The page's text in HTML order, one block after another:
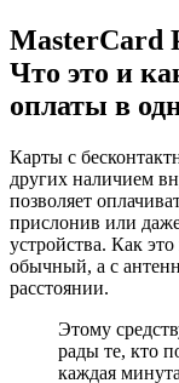
MasterCard
Что это и
оплаты в
Карты с
других наличием
позволяет
прислонив или
устройства. Как
обычный, а с
расстоянии.
Этому
рады те, кто
каждая